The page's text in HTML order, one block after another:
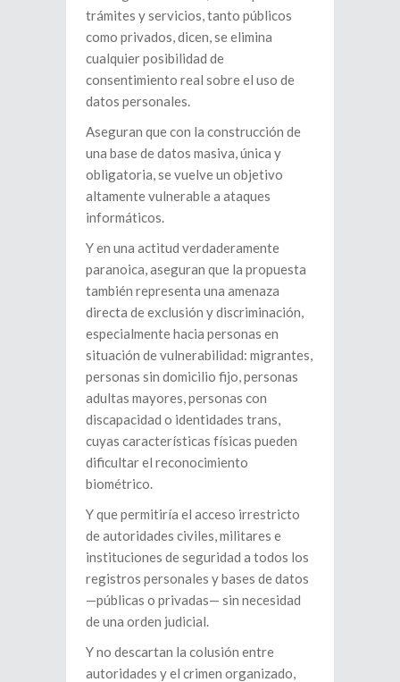
trámites y servicios, tanto públicos
como privados, dicen, se elimina
cualquier posibilidad de
consentimiento real sobre el uso de
datos personales.
Aseguran que con la construcción de
una base de datos masiva, única y
obligatoria, se vuelve un objetivo
altamente vulnerable a ataques
informáticos.
Y en una actitud verdaderamente
paranoica, aseguran que la propuesta
también representa una amenaza
directa de exclusión y discriminación,
especialmente hacia personas en
situación de vulnerabilidad: migrantes,
personas sin domicilio fijo, personas
adultas mayores, personas con
discapacidad o identidades trans,
cuyas características físicas pueden
dificultar el reconocimiento
biométrico.
Y que permitiría el acceso irrestricto
de autoridades civiles, militares e
instituciones de seguridad a todos los
registros personales y bases de datos
—públicas o privadas— sin necesidad
de una orden judicial.
Y no descartan la colusión entre
autoridades y el crimen organizado,